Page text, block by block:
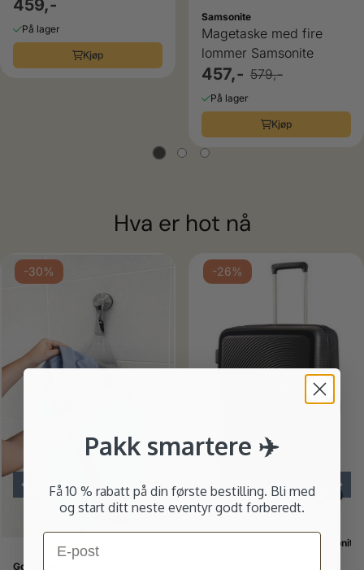
459,-
På lager
Kjøp
Samsonite
Magetaske med fire
lommer Samsonite
457,- 579,-
På lager
Kjøp
Hva er hot nå
-30%
Karakter:
Go Travel
-26%
American Tourister by Samsonite
Pakk smartere ✈️
Få 10 % rabatt på din første bestilling. Bli med
og start ditt neste eventyr godt forberedt.
Email